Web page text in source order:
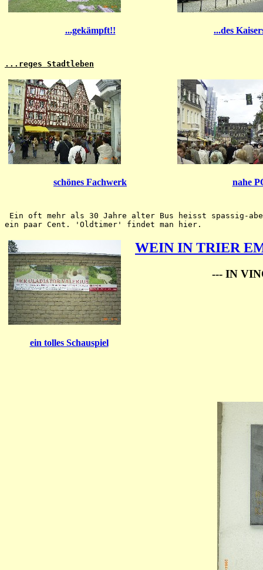
...gekämpft!! ...des
...reges Stadtleben
schönes Fachwerk nahe
Ein oft mehr als 30 Jahre alter Bus heisst spassig-
ein tolles Schauspiel
WEIN IN TRIER
--- IN